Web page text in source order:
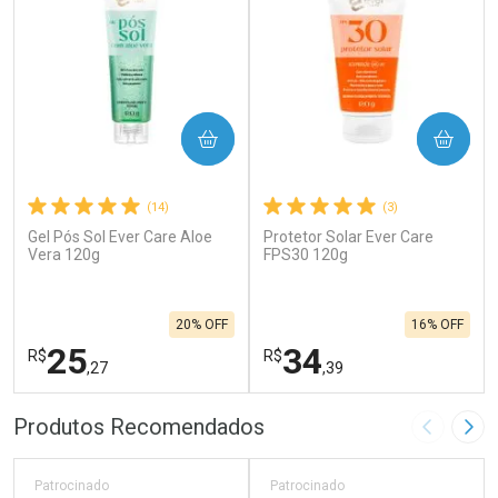
(14)
Gel Pós Sol Ever Care Aloe
Vera 120g
R$25,27
20% OFF
COMPRAR
FECHAR
Laboratório
FECHAR
Por Menos
(3)
Protetor Solar Ever Care
FPS30 120g
R$34,39
16% OFF
COMPRAR
Laboratório
Por Menos
Produtos Recomendados Imagem
Patrocinado Patrocinado